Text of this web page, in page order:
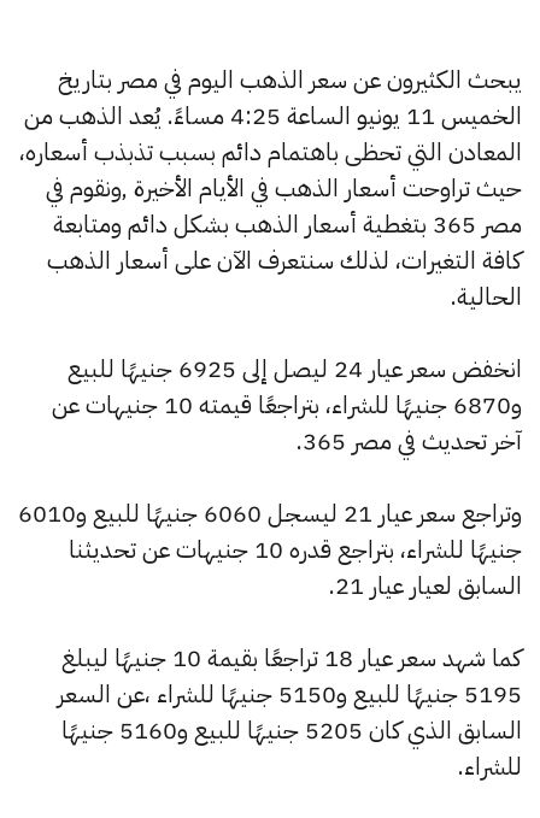
يبحث الكثيرون عن سعر الذهب اليوم في مصر بتاريخ
الخميس 11 يونيو الساعة 4:25 مساءً. يُعد الذهب من
المعادن التي تحظى باهتمام دائم بسبب تذبذب أسعاره،
حيث تراوحت أسعار الذهب في الأيام الأخيرة ,ونقوم في
مصر 365 بتغطية أسعار الذهب بشكل دائم ومتابعة
كافة التغيرات، لذلك سنتعرف الآن على أسعار الذهب
الحالية.
انخفض سعر عيار 24 ليصل إلى 6925 جنيهًا للبيع
و6870 جنيهًا للشراء، بتراجعًا قيمته 10 جنيهات عن
آخر تحديث في مصر 365.
وتراجع سعر عيار 21 ليسجل 6060 جنيهًا للبيع و6010
جنيهًا للشراء، بتراجع قدره 10 جنيهات عن تحديثنا
السابق لعيار عيار 21.
كما شهد سعر عيار 18 تراجعًا بقيمة 10 جنيهًا ليبلغ
5195 جنيهًا للبيع و5150 جنيهًا للشراء ،عن السعر
السابق الذي كان 5205 جنيهًا للبيع و5160 جنيهًا
للشراء.